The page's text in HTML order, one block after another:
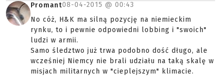
Promant08-04-2015 @ 00:43
No cóż, H&K ma silną pozycję na niemieckim
rynku, to i pewnie odpowiedni lobbing i "swoich"
ludzi w armii.
Samo śledztwo już trwa podobno dość długo, ale
wcześniej Niemcy nie brali udziału na taką skalę w
misjach militarnych w "cieplejszym" klimacie.